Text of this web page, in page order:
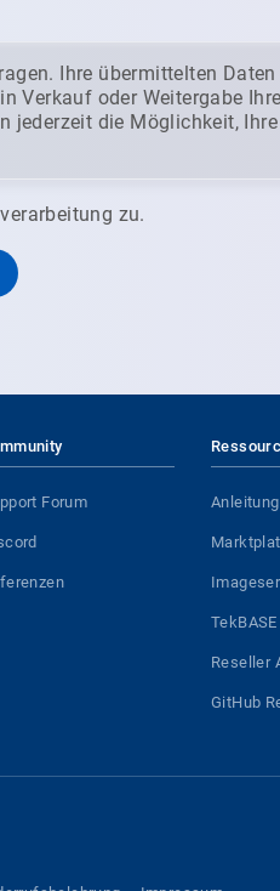
Ihre übermittelten Daten
Verkauf oder Weitergabe
jederzeit die Möglichkeit,
zu.
Forum
TekBASE
Reseller
GitHub